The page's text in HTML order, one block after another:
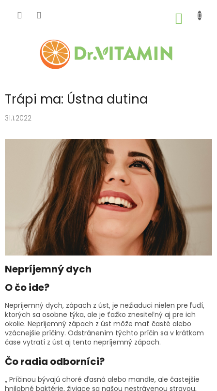
Trápi ma: Ústna dutina
31.1.2022
Nepríjemný dych
O čo ide?
Nepríjemný dych, zápach z úst, je nežiaduci nielen pre ľudí,
ktorých sa osobne týka, ale je ťažko znesiteľný aj pre ich
okolie. Nepríjemný zápach z úst môže mať časté alebo
vzácnejšie príčiny. Odstránením týchto príčin sa v krátkom
čase vytratí z úst aj tento nepríjemný zápach.
Čo radia odborníci?
„ Príčinou bývajú choré ďasná alebo mandle, ale častejšie
hnilobné baktérie, živiace sa našou nestrávenou stravou,